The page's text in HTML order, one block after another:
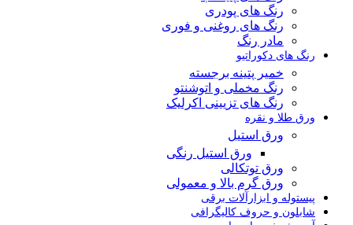
رنگ های پودری
رنگ‌ های روغنی و فوری
مادر رنگ
رنگ های دکوراتیو
خمیر پتینه برجسته
رنگ مخملی و اتوشنتو
رنگ های تزیینی اکرلیک
ورق طلا و نقره
ورق استیل
ورق استیل رنگی
ورق توتکالی
ورق گرم بالا و معمولی
پیستوله و ابزارآلات برقی
شابلون و حروف کالیگرافی